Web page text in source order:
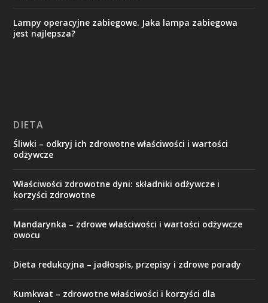
Lampy operacyjne zabiegowe. Jaka lampa zabiegowa
jest najlepsza?
DIETA
Śliwki – odkryj ich zdrowotne właściwości i wartości
odżywcze
Właściwości zdrowotne dyni: składniki odżywcze i
korzyści zdrowotne
Mandarynka – zdrowe właściwości i wartości odżywcze
owocu
Dieta redukcyjna – jadłospis, przepisy i zdrowe porady
Kumkwat – zdrowotne właściwości i korzyści dla